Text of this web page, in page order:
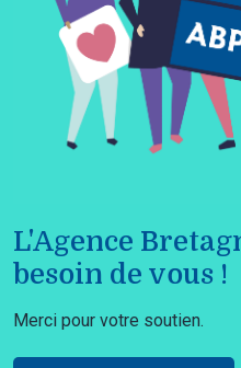
L'Agence
besoin de vous !
Merci pour votre soutien.